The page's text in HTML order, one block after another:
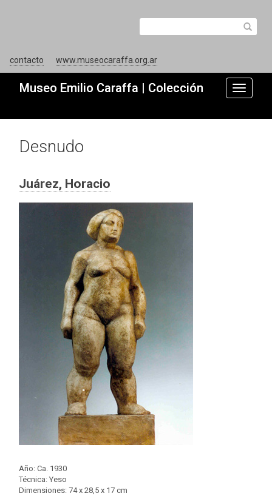
contacto www.museocaraffa.org.ar
Toggle
Museo Emilio Caraffa | Colección
Desnudo
Juárez, Horacio
Año: Ca. 1930
Técnica: Yeso
Dimensiones: 74 x 28,5 x 17 cm